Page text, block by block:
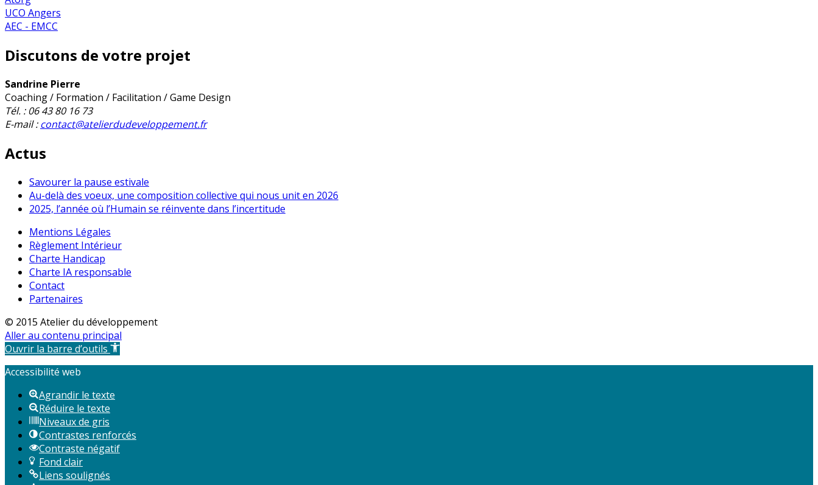
UCO Angers
AEC - EMCC
Discutons de votre projet
Sandrine Pierre
Coaching / Formation / Facilitation / Game Design
Tél. : 06 43 80 16 73
E-mail :contact@atelierdudeveloppement.fr
Actus
Savourer la pause estivale
Au-delà des voeux, une composition collective qui nous unit en 2026
2025, l’année où l’Humain se réinvente dans l’incertitude
Mentions Légales
Règlement Intérieur
Charte Handicap
Charte IA responsable
Contact
Partenaires
© 2015 Atelier du développement
Aller au contenu principal
Ouvrir la barre d’outils
Accessibilité web
Agrandir le texte
Réduire le texte
Niveaux de gris
Contrastes renforcés
Contraste négatif
Fond clair
Liens soulignés